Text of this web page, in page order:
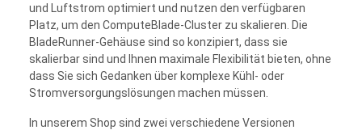
und Luftstrom optimiert und nutzen den verfügbaren
Platz, um den ComputeBlade-Cluster zu skalieren. Die
BladeRunner-Gehäuse sind so konzipiert, dass sie
skalierbar sind und Ihnen maximale Flexibilität bieten, ohne
dass Sie sich Gedanken über komplexe Kühl- oder
Stromversorgungslösungen machen müssen.
In unserem Shop sind zwei verschiedene Versionen